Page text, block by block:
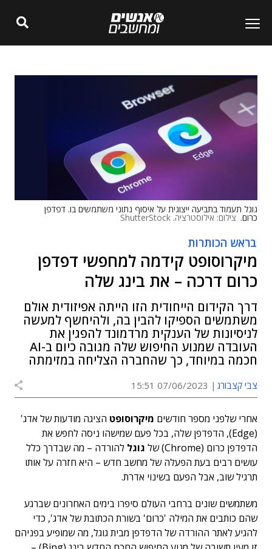
גוגל תעמוד בתביעה ייצוגית על איסוף נתוני משתמשים בו. דפדפן
כרום. צילום: אילוסטרציה. ShutterStock
בראש הכותרות
מיקרוסופט קידמה למחפשי דפדפן
כרום דרכה – את בינג שלה
דרך הקידום הייחודית הזו הייתה אפיזודית אולם
משתמשים הספיקו להבין בה, ולהיחשף למעשה
לניסיונות של הענקית מרדמונד להפגין את
העובדה שמנוע החיפוש שלה מגובה כיום ב-AI
חכמה במיוחד, כך שהחברה הצליחה במזימתה
צבי קצבורג 07/06/2023 15:51
אחרי שלפני מספר חודשים מיקרוסופט הציגה מודעות של אדג'
(Edge), הדפדפן שלה, בכל פעם שמישהו ניסה לחפש את
הדפדפן כרום (Chrome) של
גוגל להורדה – מה שבדרך כלל
עושים רבים בעת הפעלה של מחשב חדש – היא חזרה על אותו
תרגיל שוב, אבל הפעם בשינוי אדרת.
משתמשים שונים ברחבי העולם סיפרו בימים האחרונים שברגע
שהם כותבים את המילה 'כרום' בשורת הכתובת של אדג', כדי
להגיע לאתר ההורדה של הדפדפן מבית גוגל, מה שמופיע בפניהם